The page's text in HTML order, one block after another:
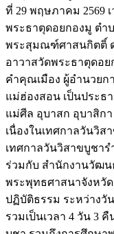
ที่ 29 พฤษภาคม 2569
พระธาตุดอยกองมู ตำ
พระสุมณฑ์ศาสนกิตติ์ ด
อาวาสวัดพระธาตุดอ
คำคุณเมือง ผู้อำนวยก
แม่ฮ่องสอน เป็นประ
แม่ศีล อุบาสก อุบาสิก
เนื่องในเทศกาลวันวิส
เทศกาลวันวิสาขบูชาร
ร่วมกับ สำนักงานวัฒ
พระพุทธศาสนาจังหวั
ปฏิบัติธรรม ระหว่างวั
รวมเป็นเวลา 4 วัน 3